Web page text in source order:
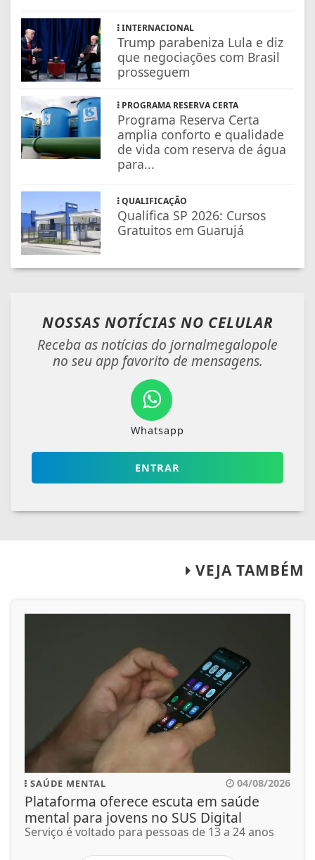
INTERNACIONAL
Trump parabeniza Lula e diz
que negociações com Brasil
prosseguem
PROGRAMA RESERVA CERTA
Programa Reserva Certa
amplia conforto e qualidade
de vida com reserva de água
para...
QUALIFICAÇÃO
Qualifica SP 2026: Cursos
Gratuitos em Guarujá
NOSSAS NOTÍCIAS NO CELULAR
Receba as notícias do jornalmegalopole
no seu app favorito de mensagens.
Whatsapp
ENTRAR
VEJA TAMBÉM
SAÚDE MENTAL 04/08/2026
Plataforma oferece escuta em saúde
mental para jovens no SUS Digital
Serviço é voltado para pessoas de 13 a 24 anos